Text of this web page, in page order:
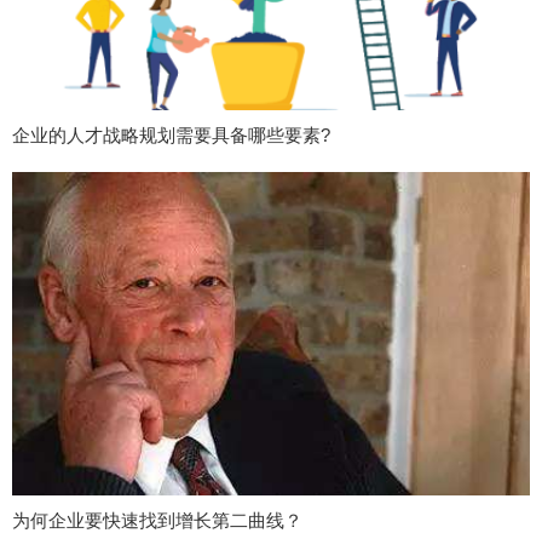
企业的人才战略规划需要具备哪些要素?
为何企业要快速找到增长第二曲线？